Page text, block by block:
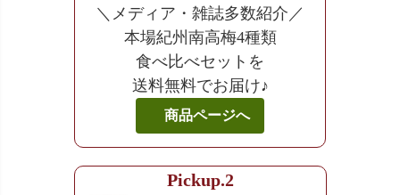
＼メディア・雑誌多数紹介／
本場紀州南高梅4種類
食べ比べセットを
送料無料でお届け♪
商品ページへ
Pickup.2